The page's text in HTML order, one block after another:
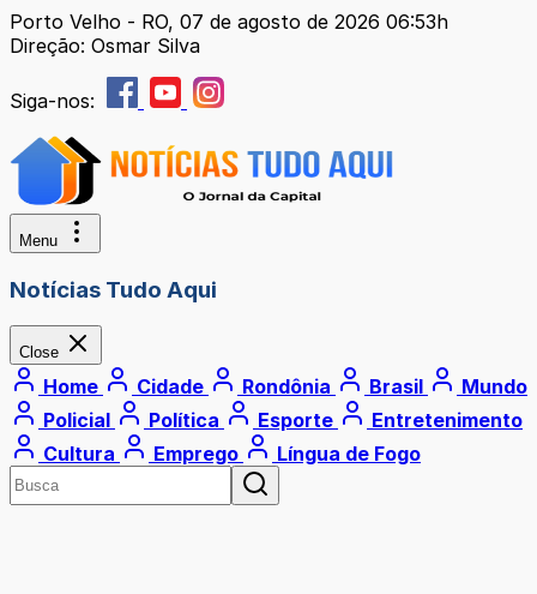
Porto Velho - RO, 07 de agosto de 2026 06:53h
Direção: Osmar Silva
Siga-nos:
Menu
Notícias Tudo Aqui
Close
Home Cidade Rondônia Brasil
Mundo
Policial
Política Esporte
Entretenimento
Cultura
Emprego Língua de Fogo